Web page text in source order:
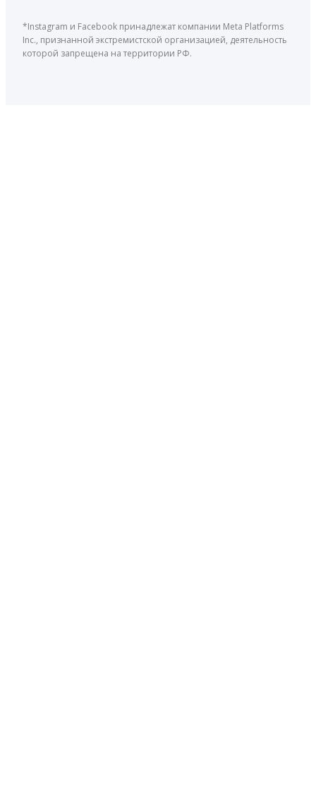
*Instagram и Facebook принадлежат компании Meta Platforms
Inc., признанной экстремистской организацией, деятельность
которой запрещена на территории РФ.